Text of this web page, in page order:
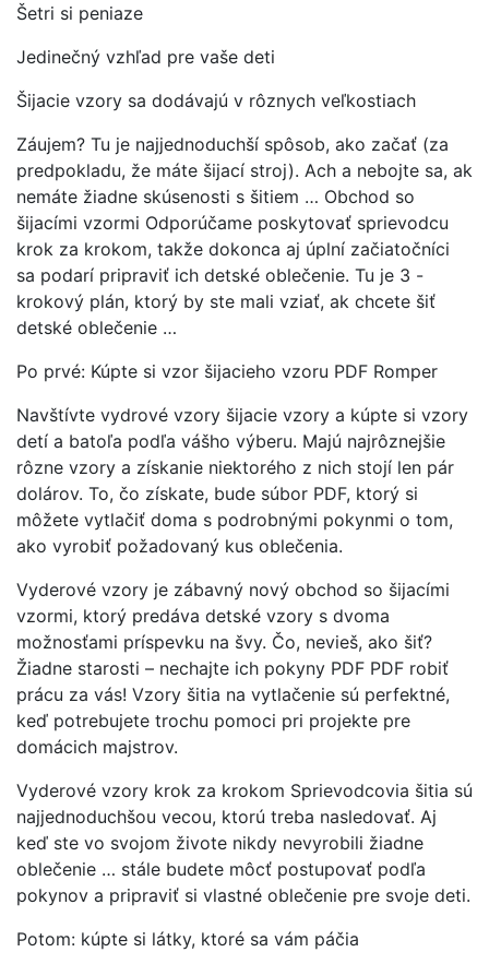
Šetri si peniaze
Jedinečný vzhľad pre vaše deti
Šijacie vzory sa dodávajú v rôznych veľkostiach
Záujem? Tu je najjednoduchší spôsob, ako začať (za
predpokladu, že máte šijací stroj). Ach a nebojte sa, ak
nemáte žiadne skúsenosti s šitiem … Obchod so
šijacími vzormi Odporúčame poskytovať sprievodcu
krok za krokom, takže dokonca aj úplní začiatočníci
sa podarí pripraviť ich detské oblečenie. Tu je 3 -
krokový plán, ktorý by ste mali vziať, ak chcete šiť
detské oblečenie …
Po prvé: Kúpte si vzor šijacieho vzoru PDF Romper
Navštívte vydrové vzory šijacie vzory a kúpte si vzory
detí a batoľa podľa vášho výberu. Majú najrôznejšie
rôzne vzory a získanie niektorého z nich stojí len pár
dolárov. To, čo získate, bude súbor PDF, ktorý si
môžete vytlačiť doma s podrobnými pokynmi o tom,
ako vyrobiť požadovaný kus oblečenia.
Vyderové vzory je zábavný nový obchod so šijacími
vzormi, ktorý predáva detské vzory s dvoma
možnosťami príspevku na švy. Čo, nevieš, ako šiť?
Žiadne starosti – nechajte ich pokyny PDF PDF robiť
prácu za vás! Vzory šitia na vytlačenie sú perfektné,
keď potrebujete trochu pomoci pri projekte pre
domácich majstrov.
Vyderové vzory krok za krokom Sprievodcovia šitia sú
najjednoduchšou vecou, ktorú treba nasledovať. Aj
keď ste vo svojom živote nikdy nevyrobili žiadne
oblečenie … stále budete môcť postupovať podľa
pokynov a pripraviť si vlastné oblečenie pre svoje deti.
Potom: kúpte si látky, ktoré sa vám páčia